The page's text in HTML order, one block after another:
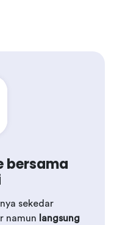
bersama
sekedar
namun
langsung